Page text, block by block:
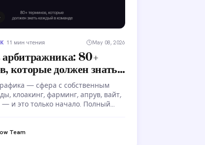
· 11 мин чтения May 08, 2026
арбитражника: 80+
которые должен знать
команде
— сфера с собственным
клоакинг, фарминг, апрув, вайт,
— и это только начало. Полный
Team